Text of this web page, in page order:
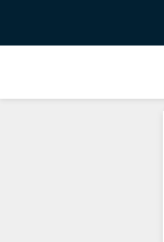
IŞIKHAN'A